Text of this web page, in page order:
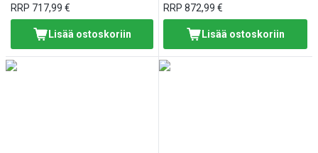
RRP 717,99 €
Lisää ostoskoriin
RRP872,99 €
Lisää ostoskoriin